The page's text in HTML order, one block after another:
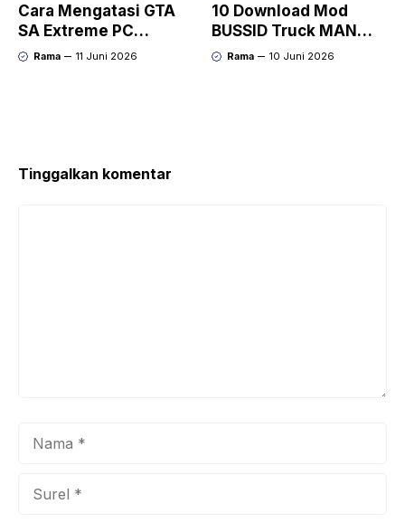
Cara Mengatasi GTA
SA Extreme PC
DirectX Version 9.0
Rama 11 Juni 2026
10 Download Mod
BUSSID Truck MAN
(Tronton, Dolly, TGX)
Rama 10 Juni 2026
Tinggalkan komentar